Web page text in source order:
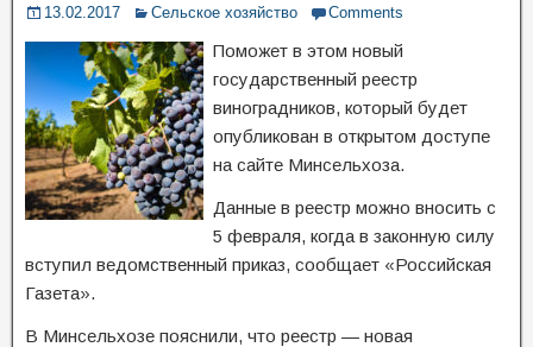
13.02.2017 Сельское хозяйство Comments
Поможет в этом новый
государственный реестр
виноградников, который будет
опубликован в открытом доступе
на сайте Минсельхоза.
Данные в реестр можно вносить с
5 февраля, когда в законную силу
вступил ведомственный приказ, сообщает «Российская
Газета».
В Минсельхозе пояснили, что реестр — новая